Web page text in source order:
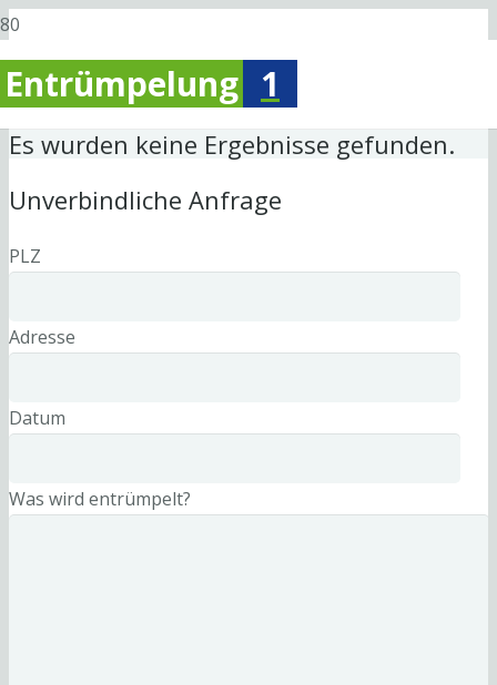
Entrümpelung 1
Es wurden keine Ergebnisse gefunden.
Unverbindliche Anfrage
PLZ
Adresse
Datum
Was wird entrümpelt?